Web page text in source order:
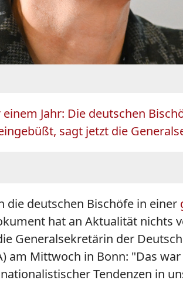
Jahr: Die deutschen
sagt jetzt die
die deutschen Bischöfe in einer
hat an Aktualität nichts
Generalsekretärin der
am Mittwoch in Bonn: "Das
Tendenzen in